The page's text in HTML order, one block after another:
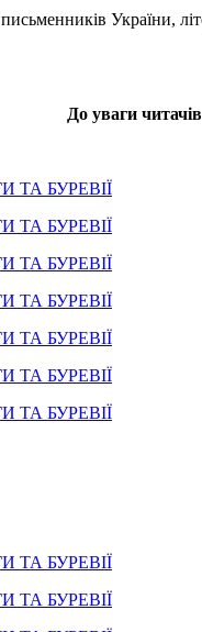
України,
До уваги